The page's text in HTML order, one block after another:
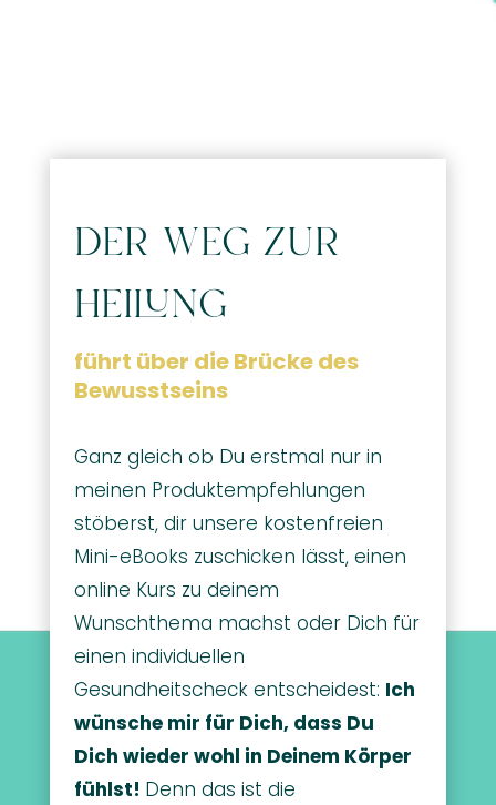
der weg zur
heilung
führt über die Brücke des
Bewusstseins
Ganz gleich ob Du erstmal nur in
meinen Produktempfehlungen
stöberst, dir unsere kostenfreien
Mini-eBooks zuschicken lässt, einen
online Kurs zu deinem
Wunschthema machst oder Dich für
einen individuellen
Gesundheitscheck entscheidest: Ich
wünsche mir für Dich, dass Du
Dich wieder wohl in Deinem Körper
fühlst! Denn das ist die